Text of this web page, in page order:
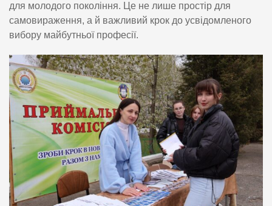
для молодого покоління. Це не лише простір для
самовираження, а й важливий крок до усвідомленого
вибору майбутньої професії.